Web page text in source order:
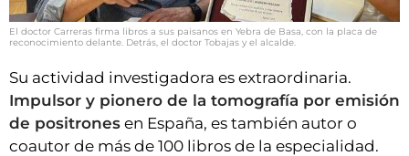
El doctor Carreras firma libros a sus paisanos en Yebra de Basa, con la placa de
reconocimiento delante. Detrás, el doctor Tobajas y el alcalde.
Su actividad investigadora es extraordinaria.
Impulsor y pionero de la tomografía por emisión
de positrones en España, es también autor o
coautor de más de 100 libros de la especialidad.